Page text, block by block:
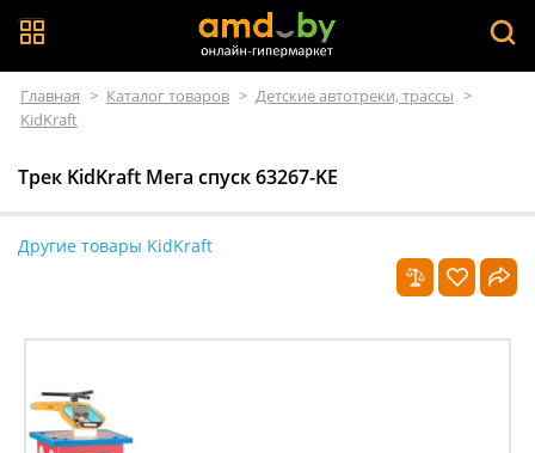
Главная > Каталог товаров > Детские автотреки, трассы >
KidKraft
Трек KidKraft Мега спуск 63267-KE
Другие товары KidKraft